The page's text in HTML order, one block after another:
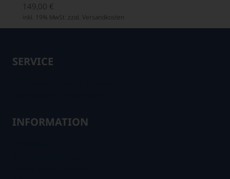
149,00 €
inkl. 19% MwSt. zzgl. Versandkosten
SERVICE
INFORMATION